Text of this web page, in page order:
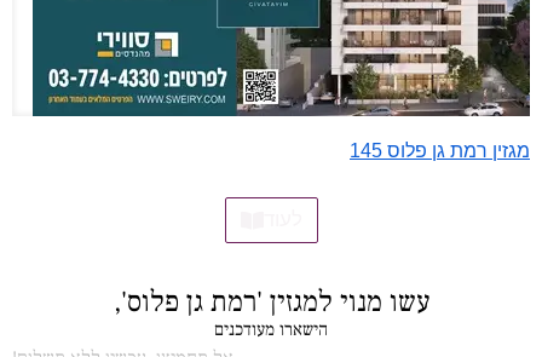
מגזין רמת גן פלוס 145
עשו מנוי למגזין 'רמת גן פלוס',
הישארו מעודכנים